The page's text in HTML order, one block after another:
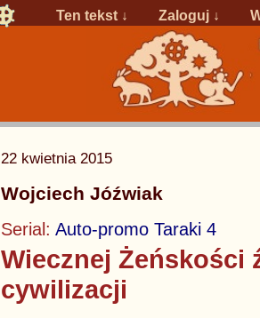
Ten tekst ↓ Zaloguj ↓
22 kwietnia 2015
Wojciech Jóźwiak
Serial: Auto-promo Taraki 4
Wiecznej Żeńskości
cywilizacji